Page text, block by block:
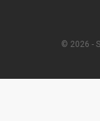
© 2026 -